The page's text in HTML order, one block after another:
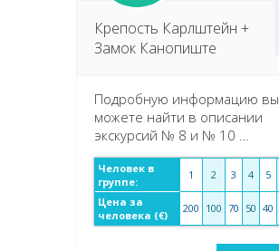
Крепость Карлштейн +
Замок Канопиште
Подробную информацию вы
можете найти в описании
экскурсий № 8 и № 10 …
Человек в
группе:
1 2 3 4 5
Цена за
человека (€)
200 100 70 50 40